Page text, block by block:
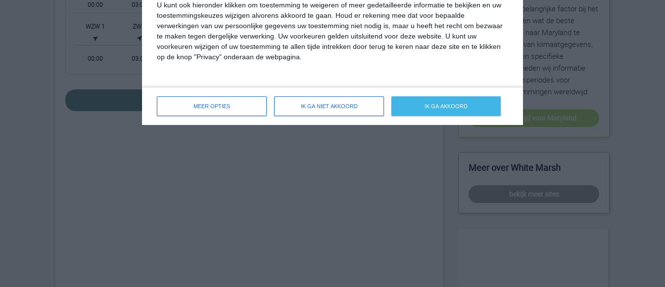
U kunt ook hieronder klikken om toestemming te weigeren of meer gedetailleerde informatie te bekijken en uw
toestemmingskeuzes wijzigen alvorens akkoord te gaan.
Houd er rekening mee dat voor bepaalde
verwerkingen van uw persoonlijke gegevens uw toestemming niet nodig is, maar u heeft het recht om bezwaar
te maken tegen dergelijke verwerking. Uw voorkeuren gelden uitsluitend voor deze website. U kunt uw
voorkeuren wijzigen of uw toestemming te allen tijde intrekken door terug te keren naar deze site en te klikken
op de knop "Privacy" onderaan de webpagina.
MEER OPTIES IK GA NIET AKKOORD IK GA AKKOORD
00:00 03:00 06:00 09:00 12:00 15:00 18:00 21:00
WZW 1 ZW 1 WZW 1 ZW 1 ZW 2 W 3 ZW 2 WZW 1
00:00 03:00 06:00 09:00 12:00
bekijk de uitgebreide weersverwachting voor White Marsh
Het weer is een belangrijke factor bij het
reizen. Wil je weten wat de beste
maanden zijn om naar Maryland te
reizen? Op basis van klimaatgegevens,
weersextremen en specifieke
weerinformatie bieden wij informatie
over de beste reisperiodes voor
duizenden bestemmingen wereldwijd.
beste reistijd voor Maryland
Meer over White Marsh
bekijk meer sites